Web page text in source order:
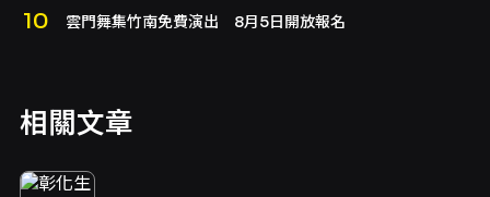
雲門舞集竹南免費演出 8月5日開放報名
相關文章